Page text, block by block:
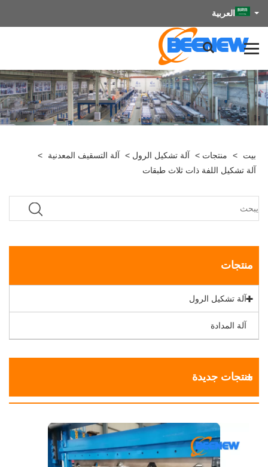
العربية
بيت > منتجات > آلة تشكيل الرول > آلة التسقيف المعدنية
>
آلة تشكيل اللفة ذات ثلاث طبقات
منتجات
آلة تشكيل الرول
آلة المدادة
منتجات جديدة